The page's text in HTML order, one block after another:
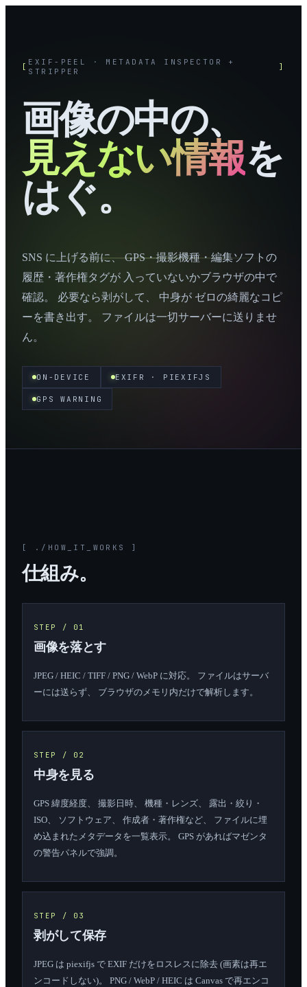
[ EXIF-PEEL · METADATA INSPECTOR +
STRIPPER
]
画像の中の、
見えない情報を
はぐ。
SNS に上げる前に、 GPS・撮影機種・編集ソフトの
履歴・著作権タグが 入っていないかブラウザの中で
確認。 必要なら剥がして、 中身が ゼロの綺麗なコピ
ーを書き出す。 ファイルは一切サーバーに送りませ
ん。
ON-DEVICE EXIFR · PIEXIFJS
GPS WARNING
[ ./HOW_IT_WORKS ]
仕組み。
STEP / 01
画像を落とす
JPEG / HEIC / TIFF / PNG / WebP に対応。 ファイルはサーバ
ーには送らず、 ブラウザのメモリ内だけで解析します。
STEP / 02
中身を見る
GPS 緯度経度、 撮影日時、 機種・レンズ、 露出・絞り・
ISO、 ソフトウェア、 作成者・著作権など、 ファイルに埋
め込まれたメタデータを一覧表示。 GPS があればマゼンタ
の警告パネルで強調。
STEP / 03
剥がして保存
JPEG は piexifjs で EXIF だけをロスレスに除去 (画素は再エ
ンコードしない)。 PNG / WebP / HEIC は Canvas で再エンコ